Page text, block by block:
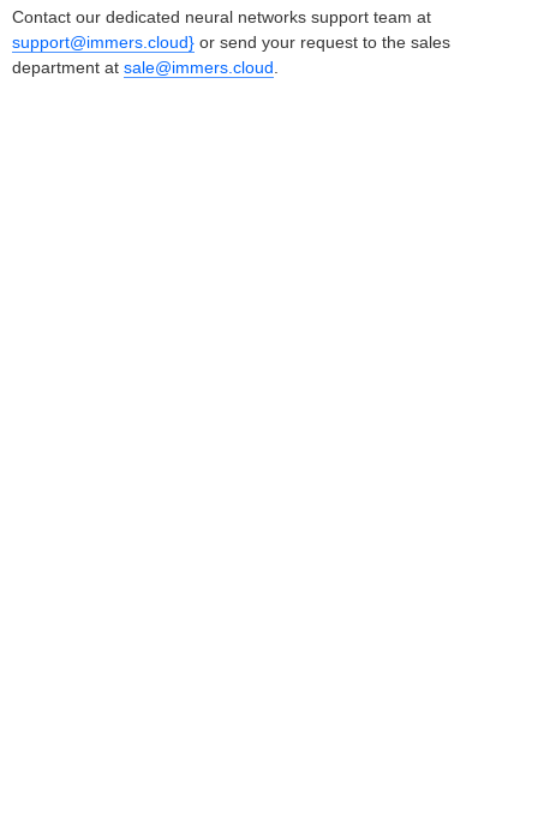
Contact our dedicated neural networks support team at
support@immers.cloud} or send your request to the sales
department at sale@immers.cloud